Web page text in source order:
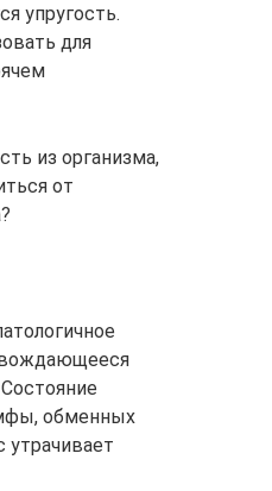
упругость.
для
из организма,
от
обменных
утрачивает